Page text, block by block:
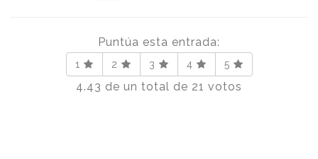
Puntúa esta entrada:
1 2 3 4 5
4.43 de un total de 21 votos